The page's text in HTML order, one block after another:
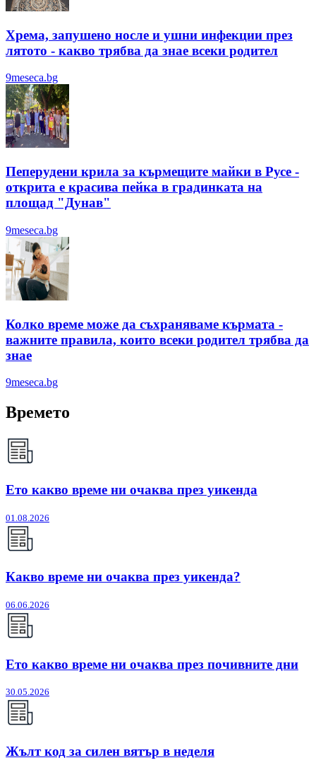
Хрема, запушено носле и ушни инфекции през
лятотo - какво трябва да знае всеки родител
9meseca.bg
Пеперудени крила за кърмещите майки в Русе -
открита е красива пейка в градинката на
площад "Дунав"
9meseca.bg
Колко време може да съхраняваме кърмата -
важните правила, които всеки родител трябва да
знае
9meseca.bg
Времето
Ето какво време ни очаква през уикенда
01.08.2026
Какво време ни очаква през уикенда?
06.06.2026
Ето какво време ни очаква през почивните дни
30.05.2026
Жълт код за силен вятър в неделя